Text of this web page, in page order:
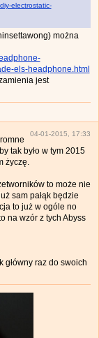
electrostatic-
można
els-headphone.html
jest
04-01-2015, 17:33
tak było w tym 2015
życzę.
to może nie
sam pałąk będzie
to już w ogóle no
na wzór z tych Abyss
główny raz do swoich